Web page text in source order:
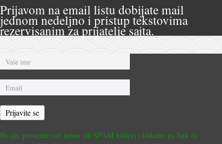
Prijavom na email listu dobijate mail
jednom nedeljno i pristup tekstovima
rezervisanim za prijatelje sajta.
Prijavite se
Hvala, proverite vaš inbox (ili SPAM folder) i kliknite na link da